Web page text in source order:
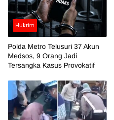
Hukrim
Polda Metro Telusuri 37 Akun
Medsos, 9 Orang Jadi
Tersangka Kasus Provokatif